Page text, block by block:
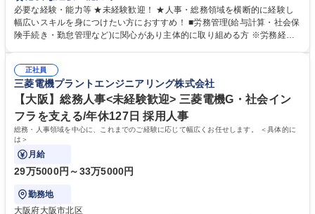
営を支えるゼネラリストをめざせます。 ・初期業務：労働時間管理、給与
計算、社会保険対応、福利厚生管理、安全衛生、健康経営推進等をお任せ
します。ご経験に応じて、休職者管理など、幅広く経験を積んでいただき
幅広く経験を積みたい意欲がある方に最適な環境です。 募集職種 【総
務・人事】未経験歓迎/日立グループ/組織運営を支えるゼネラリストを目
指す
必要な経験・能力等 ★未経験歓迎！ ★人事・総務領域を横断的に経験し
幅広いスキルを身につけたい方におすすめ！ ■労務管理(給与計算・社会保
険手続き・勤怠管理など)に関心があり主体的に取り組める方 ※労務経験
のご経験 ■労務管理（給与計算・社会保険手続き・勤怠管理など）の経験
■衛生管理者の資格をお持ちの方 学歴・資格 学歴：大学院 大学 高専 短大
専修学校 高校 語学力： 資格：
正社員
三菱電機プラントエンジニアリング株式会社
【大阪】総務人事<未経験歓迎> 三菱電機G・社会イン
フラを支える/年休127日 採用人事
総務・人事領域を中心に、これまでのご経験に応じて幅広くお任せします。 ＜具体的に
は＞
月給
29万5000円～33万5000円
勤務地
大阪府大阪市北区